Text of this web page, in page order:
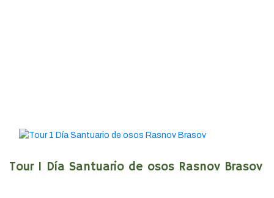
Tour 1 Día Santuario de osos Rasnov Brasov